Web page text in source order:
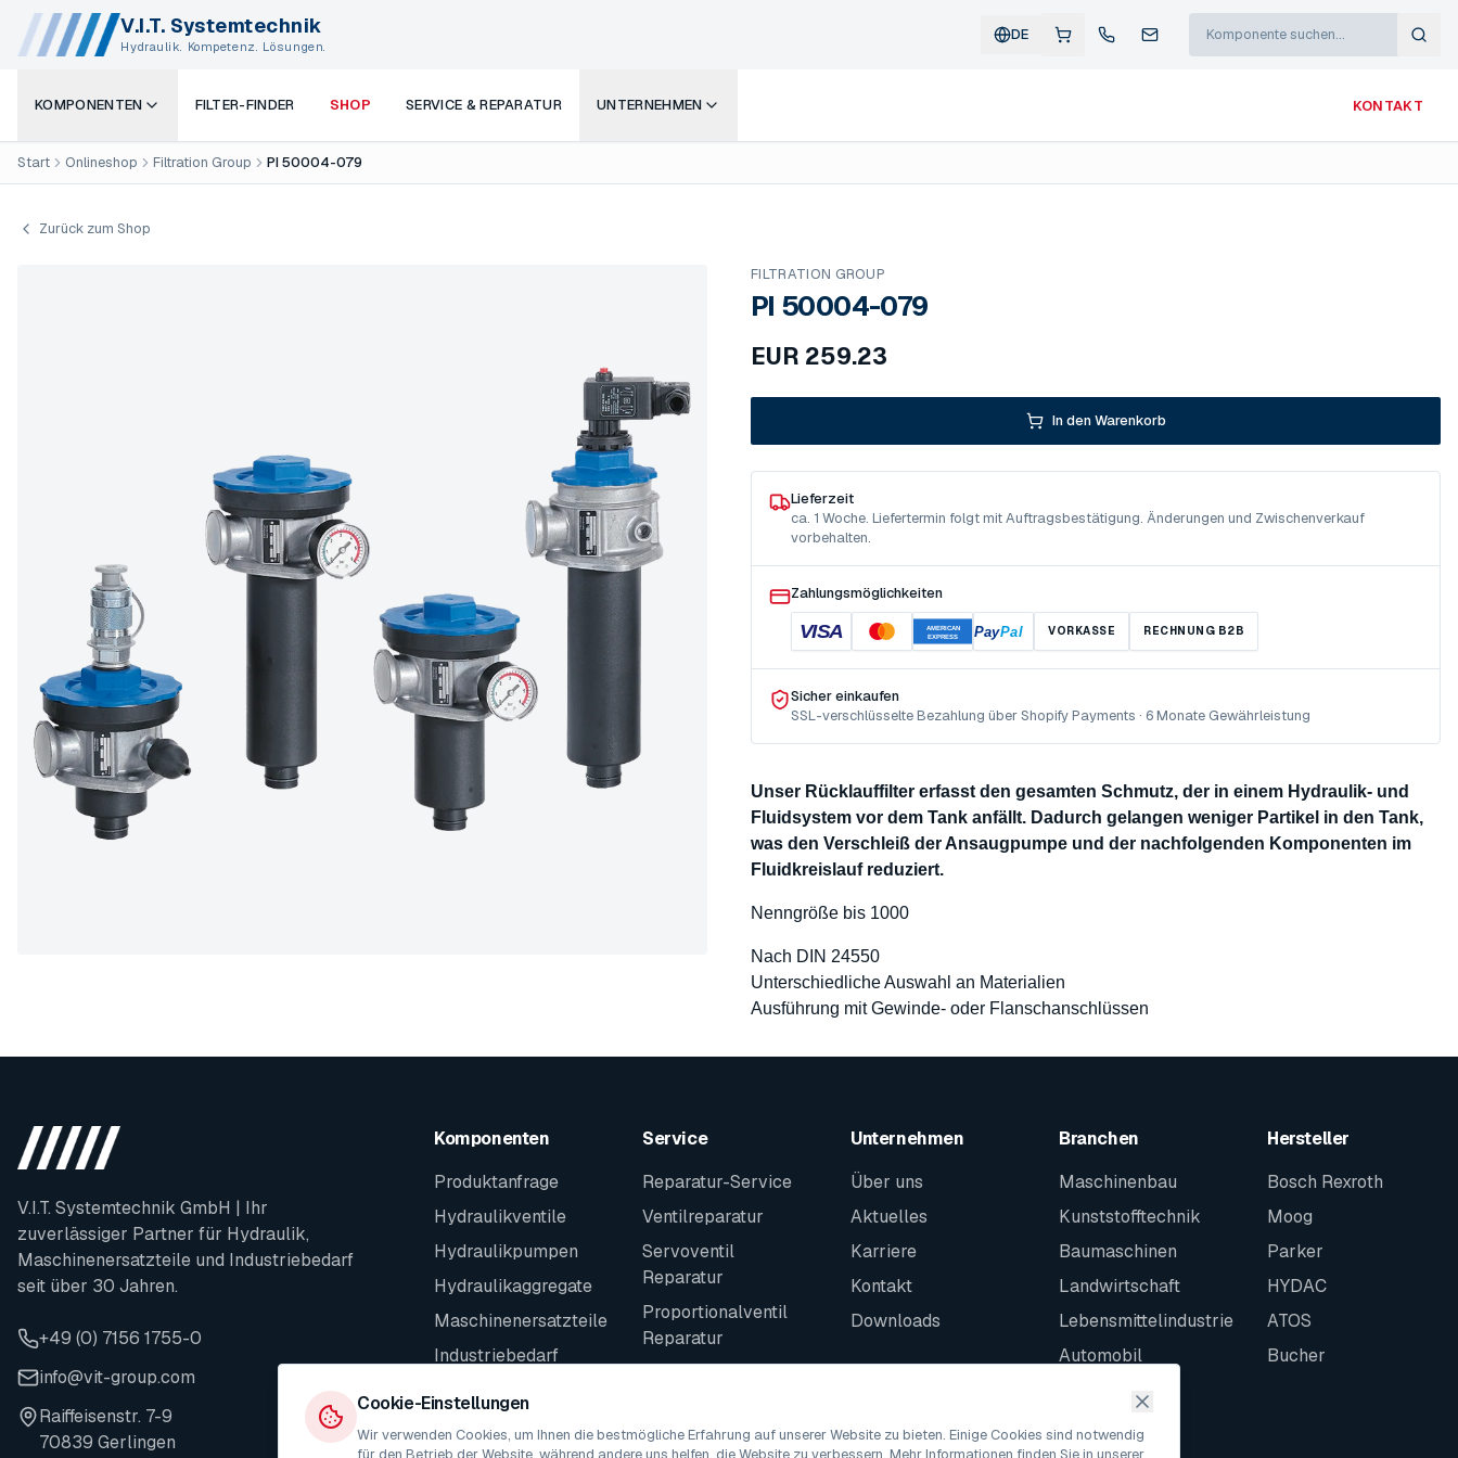
V.I.T. Systemtechnik
Hydraulik. Kompetenz. Lösungen.
DE
KOMPONENTEN FILTER-FINDER SHOP SERVICE & REPARATUR UNTERNEHMEN KONTAKT
Start Onlineshop Filtration Group PI 50004-079
Zurück zum Shop
FILTRATION GROUP
PI 50004-079
EUR 259.23
In den Warenkorb
Lieferzeit
ca. 1 Woche. Liefertermin folgt mit Auftragsbestätigung. Änderungen und Zwischenverkauf
vorbehalten.
Zahlungsmöglichkeiten
VISA
AMERICAN
EXPRESS
PayPal VORKASSE RECHNUNG B2B
Sicher einkaufen
SSL-verschlüsselte Bezahlung über Shopify Payments · 6 Monate Gewährleistung
Unser Rücklauffilter erfasst den gesamten Schmutz, der in einem Hydraulik- und
Fluidsystem vor dem Tank anfällt. Dadurch gelangen weniger Partikel in den Tank,
was den Verschleiß der Ansaugpumpe und der nachfolgenden Komponenten im
Fluidkreislauf reduziert.
Nenngröße bis 1000
Nach DIN 24550
Unterschiedliche Auswahl an Materialien
Ausführung mit Gewinde- oder Flanschanschlüssen
V.I.T. Systemtechnik GmbH | Ihr
zuverlässiger Partner für Hydraulik,
Maschinenersatzteile und Industriebedarf
seit über 30 Jahren.
+49 (0) 7156 1755-0
info@vit-group.com
Raiffeisenstr. 7-9
70839 Gerlingen
Komponenten
Produktanfrage
Hydraulikventile
Hydraulikpumpen
Hydraulikaggregate
Maschinenersatzteile
Industriebedarf
Service
Reparatur-Service
Ventilreparatur
Servoventil
Reparatur
Proportionalventil
Reparatur
Unternehmen
Über uns
Aktuelles
Karriere
Kontakt
Downloads
Branchen
Maschinenbau
Kunststofftechnik
Baumaschinen
Landwirtschaft
Lebensmittelindustrie
Automobil
Intralogistik
Hersteller
Bosch Rexroth
Moog
Parker
HYDAC
ATOS
Bucher
Cookie-Einstellungen
Wir verwenden Cookies, um Ihnen die bestmögliche Erfahrung auf unserer Website zu bieten. Einige Cookies sind notwendig
für den Betrieb der Website, während andere uns helfen, die Website zu verbessern. Mehr Informationen finden Sie in unserer